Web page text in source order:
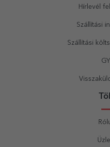
Hírlevél
Szállítási
Szállítási